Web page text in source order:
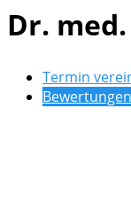
Dr.
Termin
Bewertungen